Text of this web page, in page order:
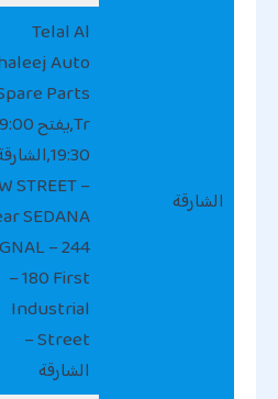
الشارقة
Telal Al
Auto
Parts
STREET –
SEDANA
– 244
– 180 First
Industrial
Street –
الشارقة